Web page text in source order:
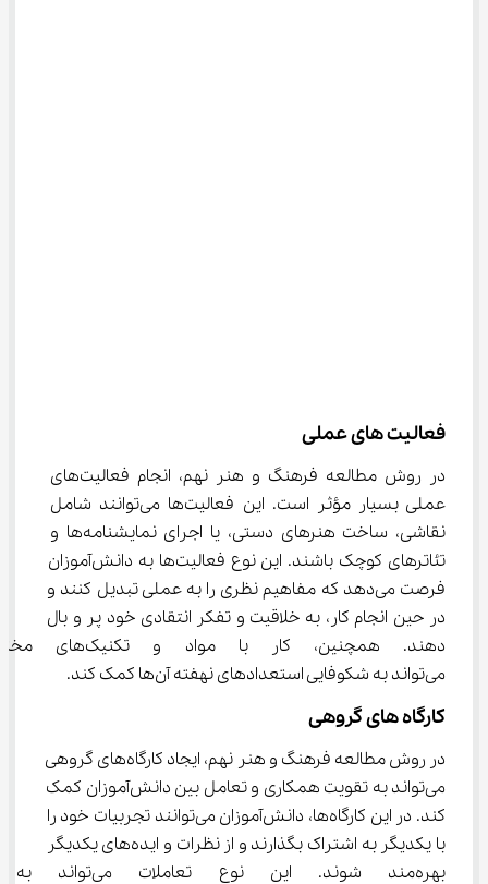
فعالیت‌ های عملی
در روش مطالعه فرهنگ و هنر نهم، انجام فعالیت‌های
عملی بسیار مؤثر است. این فعالیت‌ها می‌توانند شامل
نقاشی، ساخت هنرهای دستی، یا اجرای نمایشنامه‌ها و
تئاترهای کوچک باشند. این نوع فعالیت‌ها به دانش‌آموزان
فرصت می‌دهد که مفاهیم نظری را به عملی تبدیل کنند و
در حین انجام کار، به خلاقیت و تفکر انتقادی خود پر و بال
دهند. همچنین، کار با
می‌تواند به شکوفایی استعدادهای نهفته آن‌ها کمک کند.
کارگاه ‌های گروهی
در روش مطالعه فرهنگ و هنر نهم، ایجاد کارگاه‌های گروهی
می‌تواند به تقویت همکاری و تعامل بین دانش‌آموزان کمک
کند. در این کارگاه‌ها، دانش‌آموزان می‌توانند تجربیات خود را
با یکدیگر به اشتراک بگذارند و از نظرات و ایده‌های یکدیگر
بهره‌مند شوند. این نوع